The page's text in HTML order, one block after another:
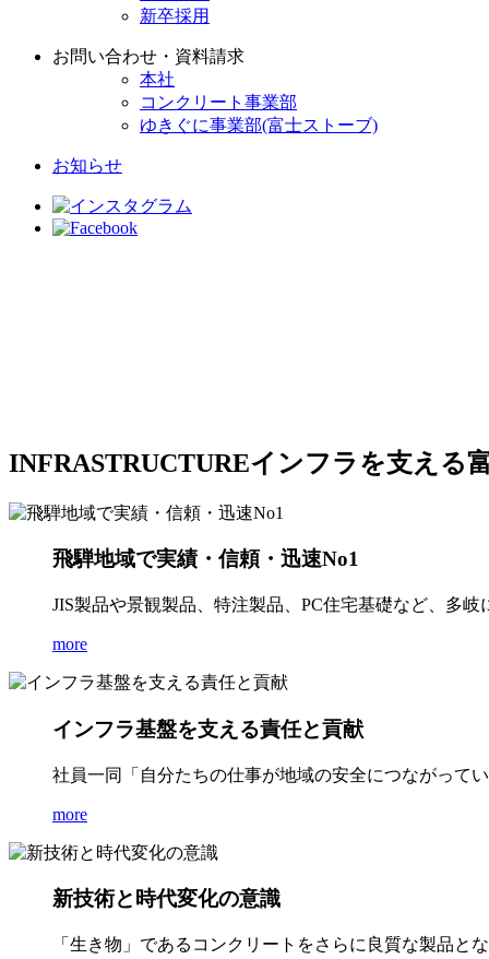
新卒採用
お問い合わせ・資料請求
本社
コンクリート事業部
ゆきぐに事業部(富士ストーブ)
お知らせ
INFRASTRUCTUREインフラを支える
飛騨地域で実績・信頼・迅速No1
JIS製品や景観製品、特注製品、PC住宅基礎など、多
more
インフラ基盤を支える責任と貢献
社員一同「自分たちの仕事が地域の安全につながって
more
新技術と時代変化の意識
「生き物」であるコンクリートをさらに良質な製品と